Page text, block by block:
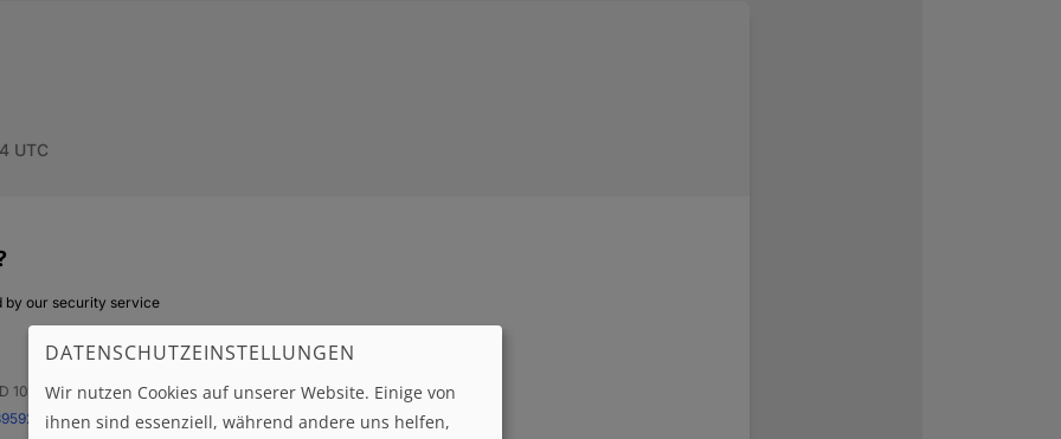
DATENSCHUTZEINSTELLUNGEN
Wir nutzen Cookies auf unserer Website. Einige von
ihnen sind essenziell, während andere uns helfen,